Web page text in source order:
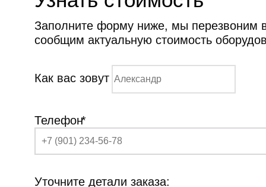
Заполните форму ниже, мы перезвоним
сообщим актуальную стоимость
Как вас зовут
Телефон*
Уточните детали заказа: